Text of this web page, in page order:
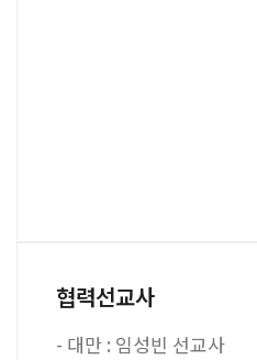
협력선교사
- 대만 : 임성빈 선교사